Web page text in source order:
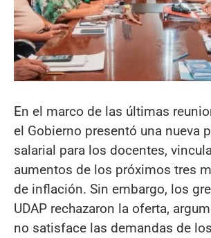
En el marco de las últimas
el Gobierno presentó una nueva
salarial para los docentes,
aumentos de los próximos tres
de inflación. Sin embargo, los
UDAP rechazaron la oferta,
no satisface las demandas de